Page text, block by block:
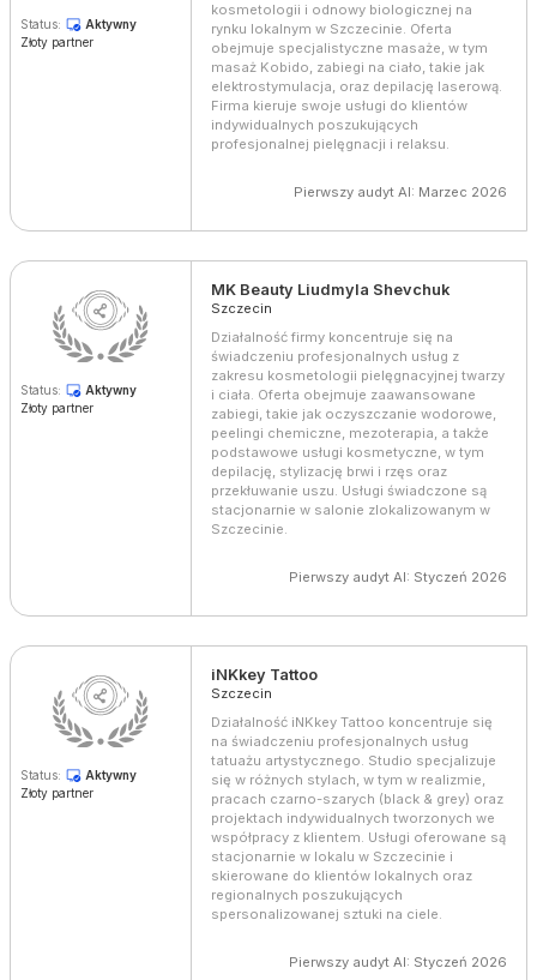
Status:
Aktywny
Złoty partner
kosmetologii i odnowy biologicznej na
rynku lokalnym w Szczecinie. Oferta
obejmuje specjalistyczne masaże, w tym
masaż Kobido, zabiegi na ciało, takie jak
elektrostymulacja, oraz depilację laserową.
Firma kieruje swoje usługi do klientów
indywidualnych poszukujących
profesjonalnej pielęgnacji i relaksu.
Pierwszy audyt AI: Marzec 2026
Status:
Aktywny
Złoty partner
MK Beauty Liudmyla Shevchuk
Szczecin
Działalność firmy koncentruje się na
świadczeniu profesjonalnych usług z
zakresu kosmetologii pielęgnacyjnej twarzy
i ciała. Oferta obejmuje zaawansowane
zabiegi, takie jak oczyszczanie wodorowe,
peelingi chemiczne, mezoterapia, a także
podstawowe usługi kosmetyczne, w tym
depilację, stylizację brwi i rzęs oraz
przekłuwanie uszu. Usługi świadczone są
stacjonarnie w salonie zlokalizowanym w
Szczecinie.
Pierwszy audyt AI: Styczeń 2026
Status:
Aktywny
Złoty partner
iNKkey Tattoo
Szczecin
Działalność iNKkey Tattoo koncentruje się
na świadczeniu profesjonalnych usług
tatuażu artystycznego. Studio specjalizuje
się w różnych stylach, w tym w realizmie,
pracach czarno-szarych (black & grey) oraz
projektach indywidualnych tworzonych we
współpracy z klientem. Usługi oferowane są
stacjonarnie w lokalu w Szczecinie i
skierowane do klientów lokalnych oraz
regionalnych poszukujących
spersonalizowanej sztuki na ciele.
Pierwszy audyt AI: Styczeń 2026